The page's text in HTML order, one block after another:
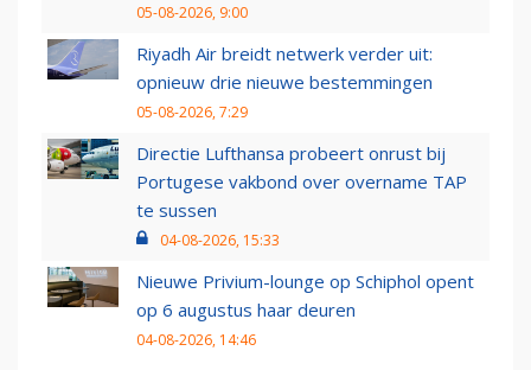
05-08-2026, 9:00
Riyadh Air breidt netwerk verder uit:
opnieuw drie nieuwe bestemmingen
05-08-2026, 7:29
Directie Lufthansa probeert onrust bij
Portugese vakbond over overname TAP
te sussen
04-08-2026, 15:33
Nieuwe Privium-lounge op Schiphol opent
op 6 augustus haar deuren
04-08-2026, 14:46